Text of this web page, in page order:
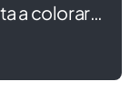
a colorare